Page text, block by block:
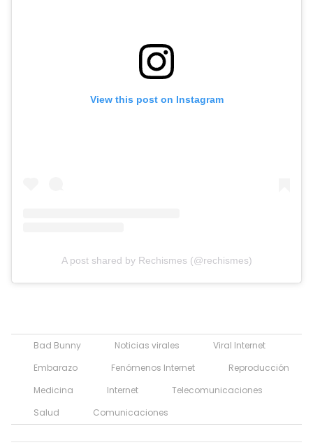
View this post on Instagram
A post shared by Rechismes (@rechismes)
Bad Bunny Noticias virales
Viral Internet
Embarazo
Fenómenos Internet
Reproducción
Medicina
Internet
Telecomunicaciones
Salud
Comunicaciones